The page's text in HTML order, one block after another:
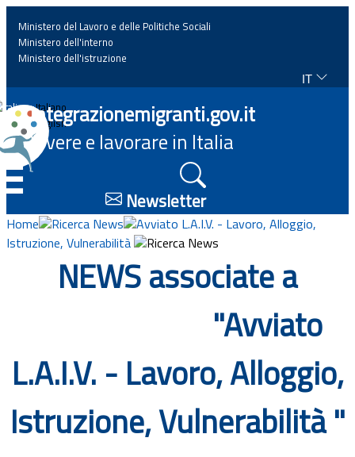
Home
News
Approfondimenti
Eventi
Normativa
Documenti
Bandi
Ministero del Lavoro e delle Politiche Sociali
Ministero dell'interno
Ministero dell'istruzione
IT
Italiano
English
Integrazionemigranti.gov.it
Vivere e lavorare in Italia
Newsletter
Home Ricerca News
Avviato L.A.I.V. - Lavoro, Alloggio,
Istruzione, Vulnerabilità
Ricerca News
NEWS associate a
"Avviato
L.A.I.V. - Lavoro, Alloggio,
Istruzione, Vulnerabilità "